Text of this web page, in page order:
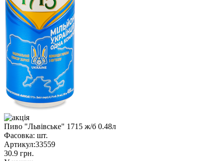
Пиво "Львівське" 1715 ж/б 0.48л
Фасовка: шт.
Артикул:33559
30.9 грн.